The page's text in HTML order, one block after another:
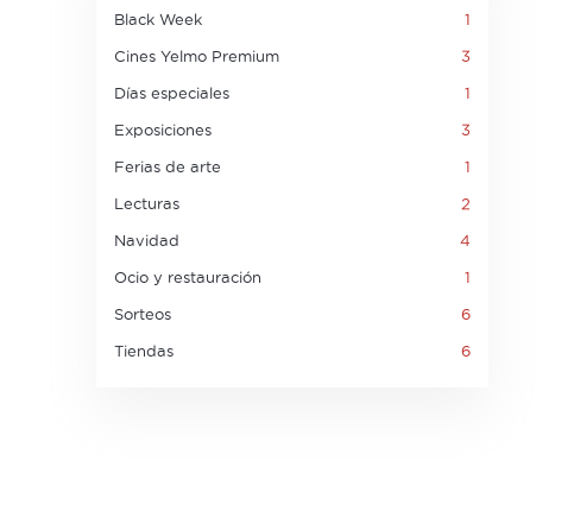
Black Week 1
Cines Yelmo Premium 3
Días especiales 1
Exposiciones 3
Ferias de arte 1
Lecturas 2
Navidad 4
Ocio y restauración 1
Sorteos 6
Tiendas 6